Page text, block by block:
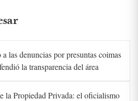
las denuncias por presuntas coimas
la transparencia del área
la Propiedad Privada: el oficialismo